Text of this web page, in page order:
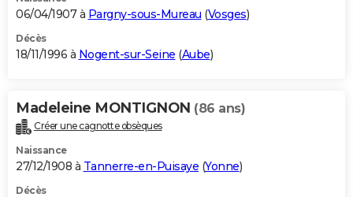
06/04/1907 à Pargny-sous-Mureau (Vosges)
Décès
18/11/1996 à Nogent-sur-Seine (Aube)
Madeleine MONTIGNON (86 ans)
Créer une cagnotte obsèques
Naissance
27/12/1908 à Tannerre-en-Puisaye (Yonne)
Décès